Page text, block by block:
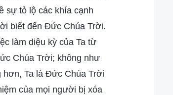
sự tỏ lộ các khía cạnh
biết đến Đức Chúa Trời.
làm diệu kỳ của Ta từ
Chúa Trời; không như
Ta là Đức Chúa Trời
của mọi người bị xóa